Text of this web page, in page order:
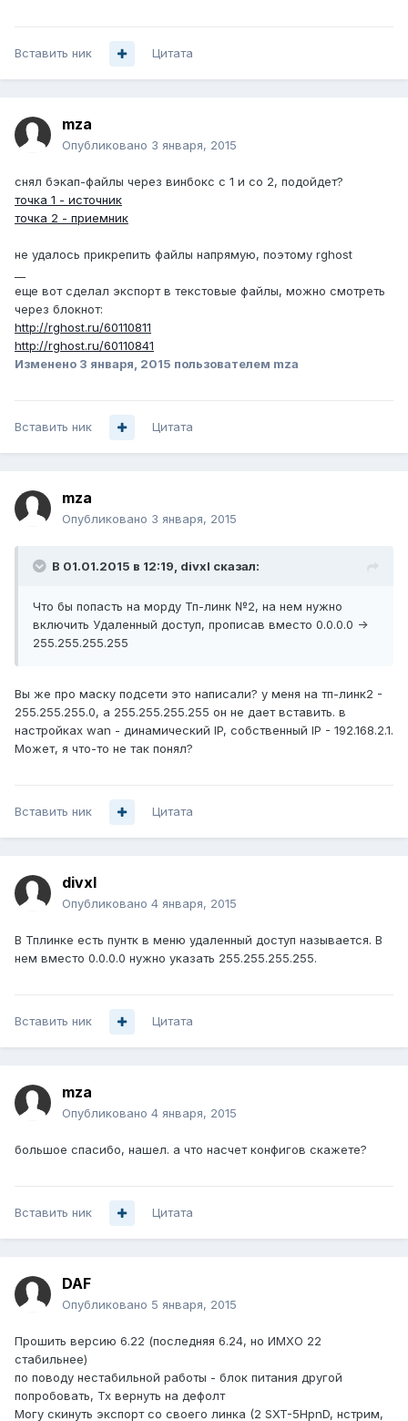
Вставить ник Цитата
mza
Опубликовано 3 января, 2015
снял бэкап-файлы через винбокс с 1 и со 2, подойдет?
точка 1 - источник
точка 2 - приемник
не удалось прикрепить файлы напрямую, поэтому rghost
еще вот сделал экспорт в текстовые файлы, можно смотреть
через блокнот:
http://rghost.ru/60110811
http://rghost.ru/60110841
Изменено 3 января, 2015 пользователем mza
Вставить ник Цитата
mza
Опубликовано 3 января, 2015
В 01.01.2015 в 12:19, divxl сказал:
Что бы попасть на морду Тп-линк №2, на нем нужно
включить Удаленный доступ, прописав вместо 0.0.0.0 ->
255.255.255.255
Вы же про маску подсети это написали? у меня на тп-линк2 -
255.255.255.0, а 255.255.255.255 он не дает вставить. в
настройках wan - динамический IP, собственный IP - 192.168.2.1.
Может, я что-то не так понял?
Вставить ник Цитата
divxl
Опубликовано 4 января, 2015
В Тплинке есть пунтк в меню удаленный доступ называется. В
нем вместо 0.0.0.0 нужно указать 255.255.255.255.
Вставить ник Цитата
mza
Опубликовано 4 января, 2015
большое спасибо, нашел. а что насчет конфигов скажете?
Вставить ник Цитата
DAF
Опубликовано 5 января, 2015
Прошить версию 6.22 (последняя 6.24, но ИМХО 22
стабильнее)
по поводу нестабильной работы - блок питания другой
попробовать, Тх вернуть на дефолт
Могу скинуть экспорт со своего линка (2 SXT-5HpnD, нстрим,